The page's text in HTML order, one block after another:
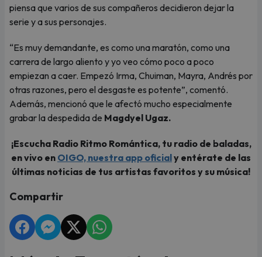
piensa que varios de sus compañeros decidieron dejar la
serie y a sus personajes.
“Es muy demandante, es como una maratón, como una
carrera de largo aliento y yo veo cómo poco a poco
empiezan a caer. Empezó Irma, Chuiman, Mayra, Andrés por
otras razones, pero el desgaste es potente”, comentó.
Además, mencionó que le afectó mucho especialmente
grabar la despedida de Magdyel Ugaz.
¡Escucha Radio Ritmo Romántica, tu radio de baladas,
en vivo en OIGO, nuestra app oficialy entérate de las
últimas noticias de tus artistas favoritos y su música!
Compartir